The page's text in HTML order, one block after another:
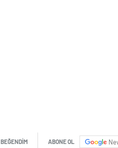
BEĞENDİM ABONE OL